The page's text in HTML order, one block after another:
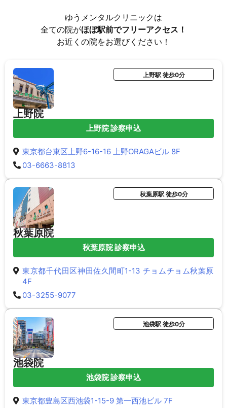
ゆうメンタルクリニックは
全ての院がほぼ駅前でフリーアクセス！
お近くの院をお選びください！
上野院
上野駅 徒歩0分
上野院 診察申込
東京都台東区上野6-16-16 上野ORAGAビル 8F
03-6663-8813
秋葉原院
秋葉原駅 徒歩0分
秋葉原院 診察申込
東京都千代田区神田佐久間町1-13 チョムチョム秋葉原
4F
03-3255-9077
池袋院
池袋駅 徒歩0分
池袋院 診察申込
東京都豊島区西池袋1-15-9 第一西池ビル 7F